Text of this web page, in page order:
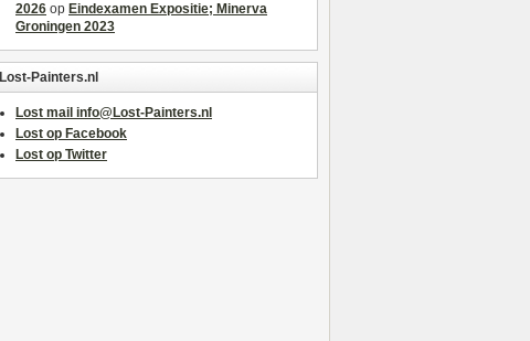
2026 op Eindexamen Expositie; Minerva
Groningen 2023
Lost-Painters.nl
Lost mail info@Lost-Painters.nl
Lost op Facebook
Lost op Twitter